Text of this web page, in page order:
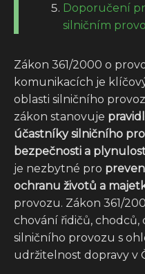
Doporučení
silničním
Zákon 361/2000 o
komunikacích je
oblasti silničního
zákon stanovuje
účastníky silničního
bezpečnosti a
je nezbytné pro
ochranu životů a
provozu. Zákon 361/
chování řidičů,
silničního provozu s
udržitelnost dopravy v